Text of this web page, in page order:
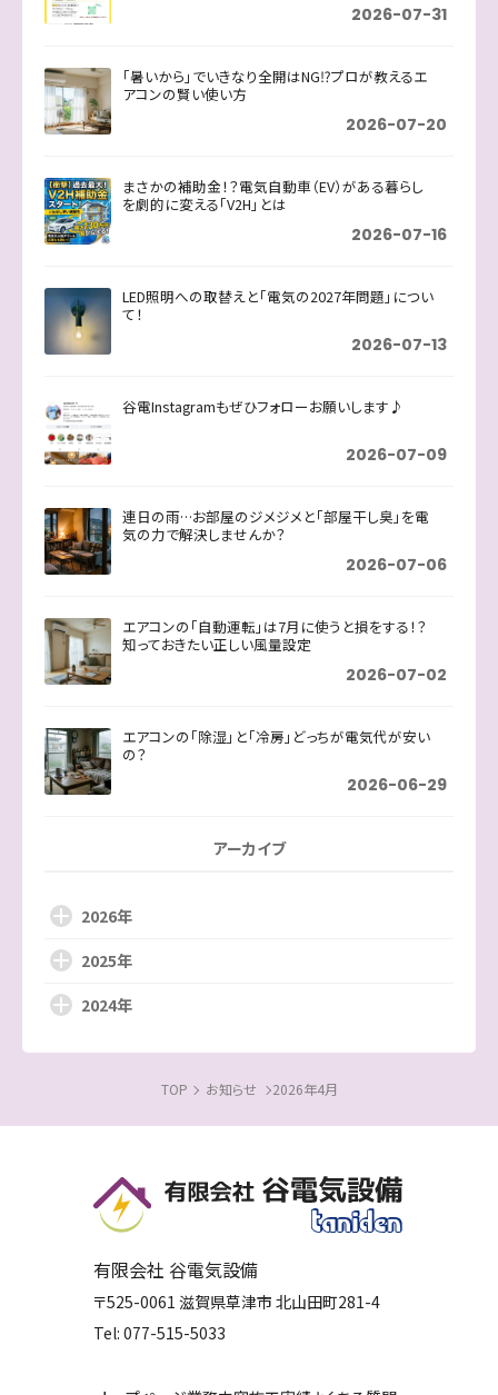
2026-07-31
「暑いから」でいきなり全開はNG⁉プロが教えるエ
アコンの賢い使い方
2026-07-20
まさかの補助金！？電気自動車（EV）がある暮らし
を劇的に変える「V2H」とは
2026-07-16
LED照明への取替えと「電気の2027年問題」につい
て！
2026-07-13
谷電Instagramもぜひフォローお願いします♪
2026-07-09
連日の雨…お部屋のジメジメと「部屋干し臭」を電
気の力で解決しませんか？
2026-07-06
エアコンの「自動運転」は7月に使うと損をする！？
知っておきたい正しい風量設定
2026-07-02
エアコンの「除湿」と「冷房」どっちが電気代が安い
の？
2026-06-29
アーカイブ
2026年
2025年
2024年
TOP お知らせ 2026年4月
有限会社 谷電気設備
〒525-0061 滋賀県草津市 北山田町281-4
Tel: 077-515-5033